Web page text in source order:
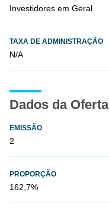
Investidores em Geral
TAXA DE ADMINISTRAÇÃO
N/A
Dados da Oferta
EMISSÃO
2
PROPORÇÃO
162,7%